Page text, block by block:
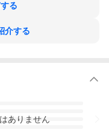
る
介する
ありません